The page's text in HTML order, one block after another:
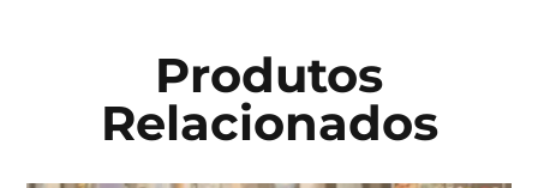
Produtos
Relacionados